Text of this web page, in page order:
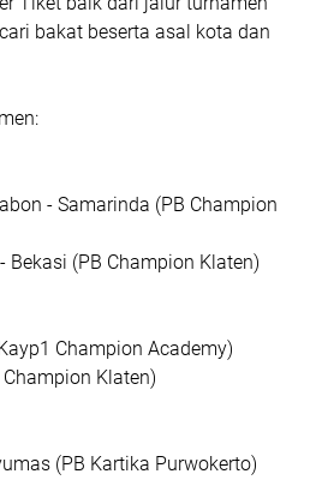
bakat beserta asal kota dan
- Samarinda (PB Champion
Bekasi (PB Champion Klaten)
Champion Academy)
Klaten)
(PB Kartika Purwokerto)